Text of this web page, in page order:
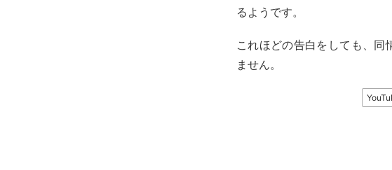
るようです。
これほどの告白をしても、
ません。